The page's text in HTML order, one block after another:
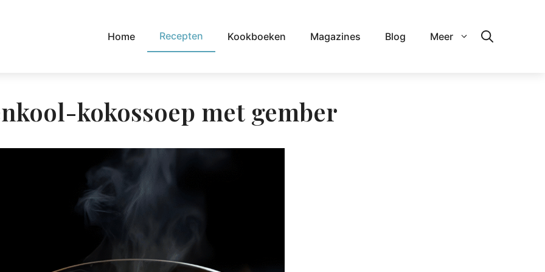
Home Recepten Kookboeken Magazines Blog Meer
kokossoep met gember